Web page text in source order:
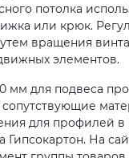
потолка
или крюк.
вращения
элементов.
мм для подвеса
сопутствующие
для профилей
Гипсокартон. На